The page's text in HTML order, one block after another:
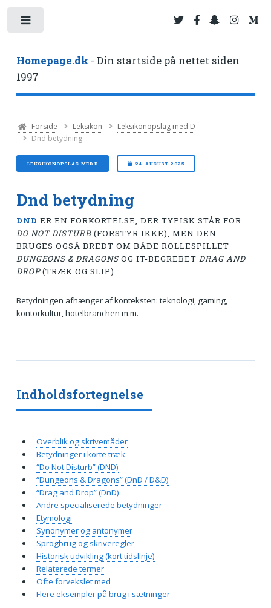
Homepage.dk - Din startside på nettet siden
1997
Forside Leksikon
Leksikonopslag med D
Dnd betydning
LEKSIKONOPSLAG MED D 24. AUGUST 2025
Dnd betydning
DND ER EN FORKORTELSE, DER TYPISK STÅR FOR
DO NOT DISTURB(FORSTYR IKKE), MEN DEN
BRUGES OGSÅ BREDT OM BÅDE ROLLESPILLET
DUNGEONS & DRAGONSOG IT-BEGREBET DRAG AND
DROP(TRÆK OG SLIP)
Betydningen afhænger af konteksten: teknologi, gaming,
kontorkultur, hotelbranchen m.m.
Indholdsfortegnelse
Overblik og skrivemåder
Betydninger i korte træk
“Do Not Disturb” (DND)
“Dungeons & Dragons” (DnD / D&D)
“Drag and Drop” (DnD)
Andre specialiserede betydninger
Etymologi
Synonymer og antonymer
Sprogbrug og skriveregler
Historisk udvikling (kort tidslinje)
Relaterede termer
Ofte forvekslet med
Flere eksempler på brug i sætninger